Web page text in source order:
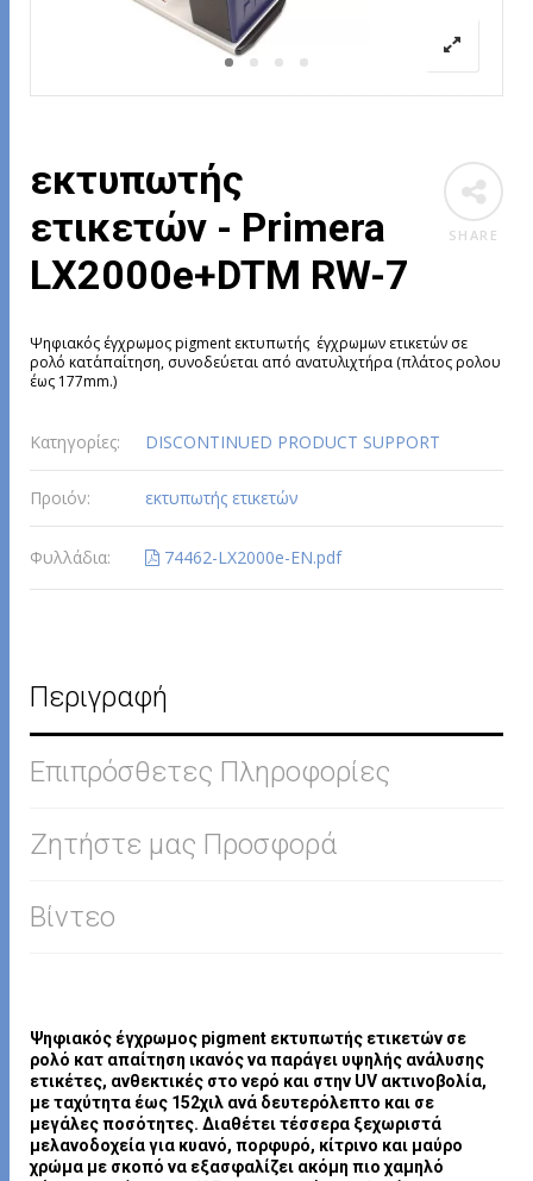
SHARE
εκτυπωτής
ετικετών - Primera
LX2000e+DTM RW-7
Ψηφιακός έγχρωμος pigment εκτυπωτής έγχρωμων ετικετών σε
ρολό κατ΄απαίτηση, συνοδεύεται από ανατυλιχτήρα (πλάτος ρολου
έως 177mm.)
Κατηγορίες: DISCONTINUED PRODUCT SUPPORT
Προιόν: εκτυπωτής ετικετών
Φυλλάδια: 74462-LX2000e-EN.pdf
Περιγραφή
Επιπρόσθετες Πληροφορίες
Ζητήστε μας Προσφορά
Βίντεο
Ψηφιακός έγχρωμος pigment εκτυπωτής ετικετών σε
ρολό κατ απαίτηση ικανός να παράγει υψηλής ανάλυσης
ετικέτες, ανθεκτικές στο νερό και στην UV ακτινοβολία,
με ταχύτητα έως 152χιλ ανά δευτερόλεπτο και σε
μεγάλες ποσότητες. Διαθέτει τέσσερα ξεχωριστά
μελανοδοχεία για κυανό, πορφυρό, κίτρινο και μαύρο
χρώμα με σκοπό να εξασφαλίζει ακόμη πιο χαμηλό